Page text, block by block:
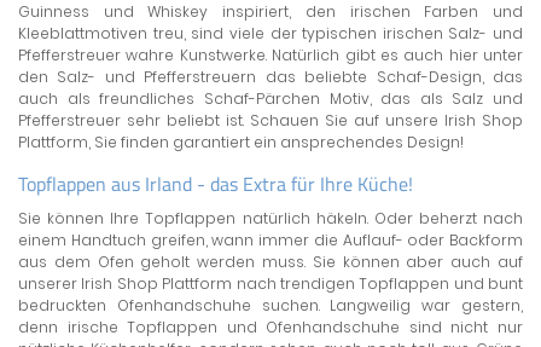
Guinness und Whiskey inspiriert, den irischen Farben und
Kleeblattmotiven treu, sind viele der typischen irischen Salz- und
Pfefferstreuer wahre Kunstwerke. Natürlich gibt es auch hier unter
den Salz- und Pfefferstreuern das beliebte Schaf-Design, das
auch als freundliches Schaf-Pärchen Motiv, das als Salz und
Pfefferstreuer sehr beliebt ist. Schauen Sie auf unsere Irish Shop
Plattform, Sie finden garantiert ein ansprechendes Design!
Topflappen aus Irland - das Extra für Ihre Küche!
Sie können Ihre Topflappen natürlich häkeln. Oder beherzt nach
einem Handtuch greifen, wann immer die Auflauf- oder Backform
aus dem Ofen geholt werden muss. Sie können aber auch auf
unserer Irish Shop Plattform nach trendigen Topflappen und bunt
bedruckten Ofenhandschuhe suchen. Langweilig war gestern,
denn irische Topflappen und Ofenhandschuhe sind nicht nur